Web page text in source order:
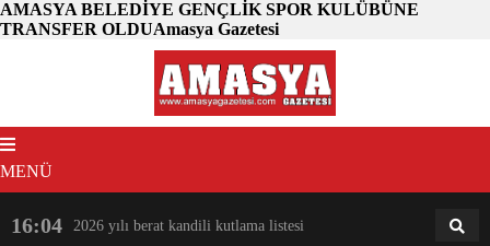
AMASYA BELEDİYE GENÇLİK SPOR KULÜBÜNE
TRANSFER OLDUAmasya Gazetesi
MENÜ
16:04 2026 yılı berat kandili kutlama listesi 18:31